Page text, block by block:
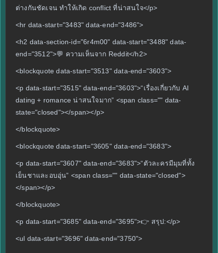
ต่างกันชัดเจน ทำให้เกิด conflict ที่น่าสนใจ</p>
<hr data-start="3483" data-end="3486">
<h2 data-section-id="6r4m00" data-start="3488" data-
end="3512">💬 ความเห็นจาก Reddit</h2>
<blockquote data-start="3513" data-end="3603">
<p data-start="3515" data-end="3603">“เรื่องเกี่ยวกับ AI
dating + romance น่าสนใจมาก” <span class="" data-
state="closed"></span></p>
</blockquote>
<blockquote data-start="3605" data-end="3683">
<p data-start="3607" data-end="3683">“ตัวละครมีมุมที่ทั้ง
เย็นชาและอบอุ่น” <span class="" data-state="closed">
</span></p>
</blockquote>
<p data-start="3685" data-end="3695">👉 สรุป:</p>
<ul data-start="3696" data-end="3750">